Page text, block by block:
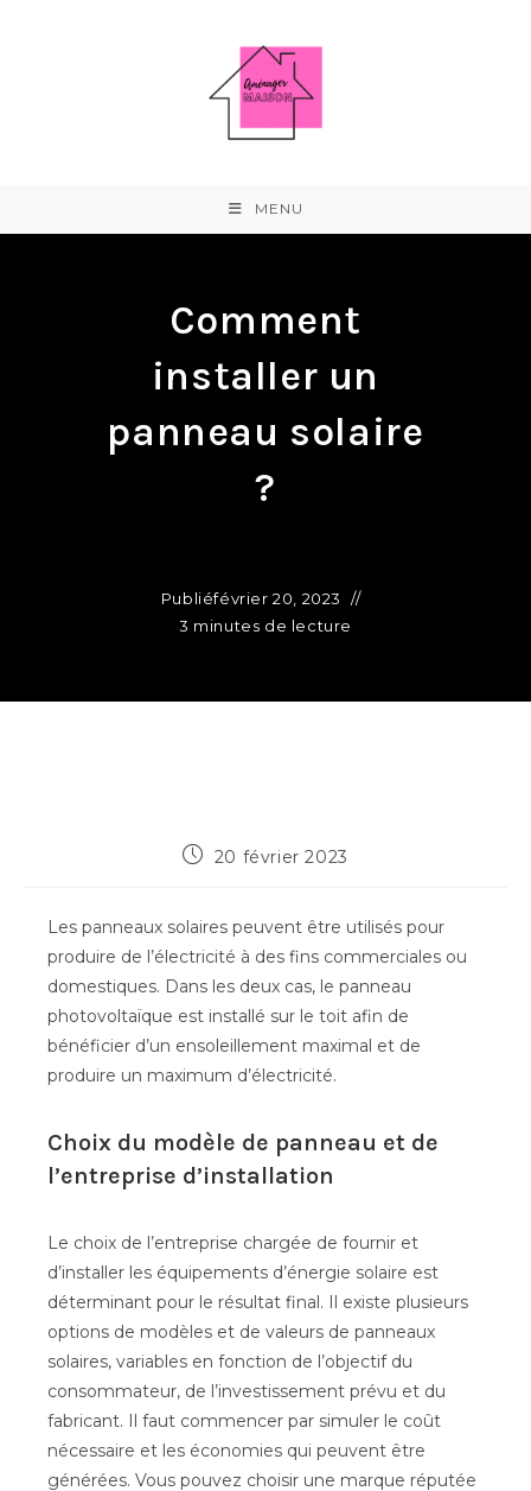
MENU
Comment
installer un
panneau solaire
?
Publiéfévrier 20, 2023
3 minutes de lecture
Publication
20 février 2023
Les panneaux solaires peuvent être utilisés pour
produire de l’électricité à des fins commerciales ou
domestiques. Dans les deux cas, le panneau
photovoltaïque est installé sur le toit afin de
bénéficier d’un ensoleillement maximal et de
produire un maximum d’électricité.
Choix du modèle de panneau et de
l’entreprise d’installation
Le choix de l’entreprise chargée de fournir et
d’installer les équipements d’énergie solaire est
déterminant pour le résultat final. Il existe plusieurs
options de modèles et de valeurs de panneaux
solaires, variables en fonction de l’objectif du
consommateur, de l’investissement prévu et du
fabricant. Il faut commencer par simuler le coût
nécessaire et les économies qui peuvent être
générées. Vous pouvez choisir une marque réputée